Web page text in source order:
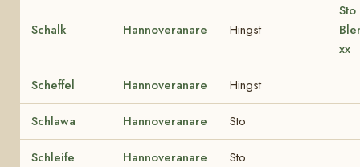
Schalk Hannoveranare Hingst
Sto
xx
Scheffel Hannoveranare Hingst
Schlawa Hannoveranare Sto
Schleife Hannoveranare Sto